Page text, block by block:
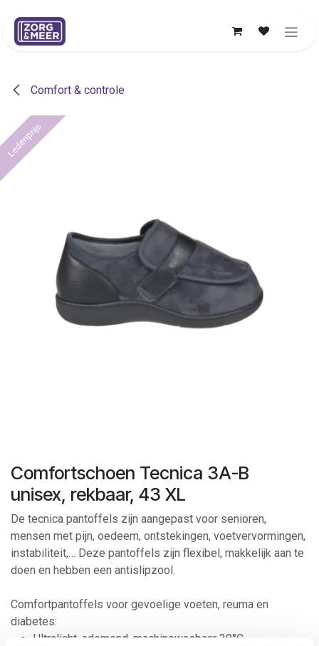
Comfort & controle
Ledenprijs
Comfortschoen Tecnica 3A-B
unisex, rekbaar, 43 XL
De tecnica pantoffels zijn aangepast voor senioren,
mensen met pijn, oedeem, ontstekingen, voetvervormingen,
instabiliteit,… Deze pantoffels zijn flexibel, makkelijk aan te
doen en hebben een antislipzool.
Comfortpantoffels voor gevoelige voeten, reuma en
diabetes:
Ultralicht, ademend, machinewasbaar 30°C